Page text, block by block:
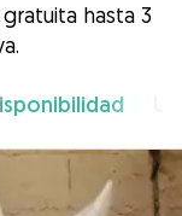
hasta 3